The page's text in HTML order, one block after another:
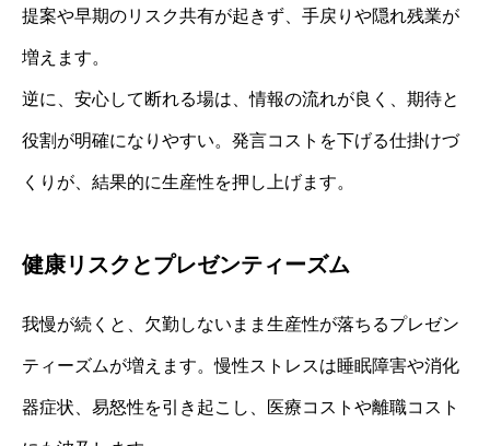
提案や早期のリスク共有が起きず、手戻りや隠れ残業が
増えます。
逆に、安心して断れる場は、情報の流れが良く、期待と
役割が明確になりやすい。発言コストを下げる仕掛けづ
くりが、結果的に生産性を押し上げます。
健康リスクとプレゼンティーズム
我慢が続くと、欠勤しないまま生産性が落ちるプレゼン
ティーズムが増えます。慢性ストレスは睡眠障害や消化
器症状、易怒性を引き起こし、医療コストや離職コスト